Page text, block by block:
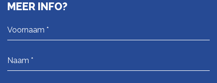
MEER INFO?